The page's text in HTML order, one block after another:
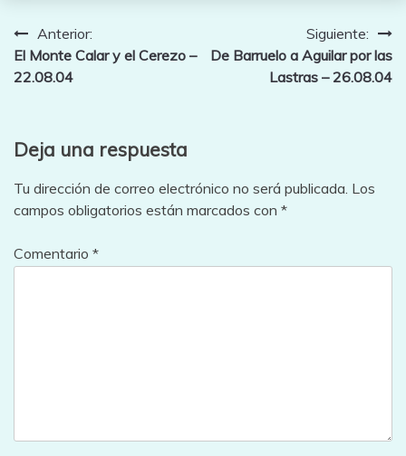
Navegación
de
Anterior:
El Monte Calar y el Cerezo –
22.08.04
Siguiente:
De Barruelo a Aguilar por las
Lastras – 26.08.04
Deja una respuesta
Tu dirección de correo electrónico no será publicada. Los
campos obligatorios están marcados con *
Comentario *